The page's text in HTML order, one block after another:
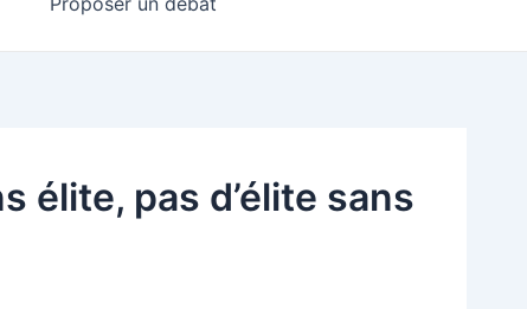
élite, pas d’élite sans